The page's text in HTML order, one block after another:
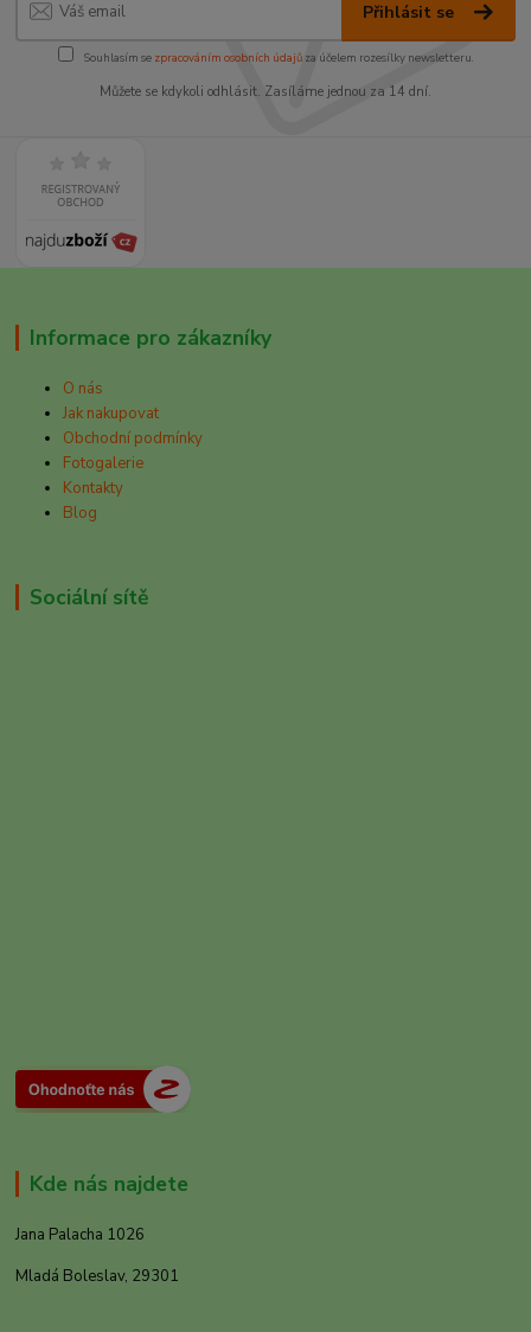
Přihlásit se
Souhlasím se zpracováním osobních údajůza účelem rozesílky newsletteru.
Můžete se kdykoli odhlásit. Zasíláme jednou za 14 dní.
Informace pro zákazníky
O nás
Jak nakupovat
Obchodní podmínky
Fotogalerie
Kontakty
Blog
Sociální sítě
Kde nás najdete
Jana Palacha 1026
Mladá Boleslav, 29301